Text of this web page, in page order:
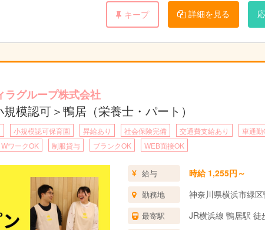
・調味料在庫確認
け
キープ 詳細を見る
ラグループ株式会社
模認可＞鴨居（栄養士・パート）
小規模認可保育園 昇給あり 社会保険完備 交通費支給あり 車通勤
WワークOK 制服貸与 ブランクOK WEB面接OK
給与 時給 1,255円～
勤務地 神奈川県横浜市緑
最寄駅 JR横浜線 鴨居駅 徒